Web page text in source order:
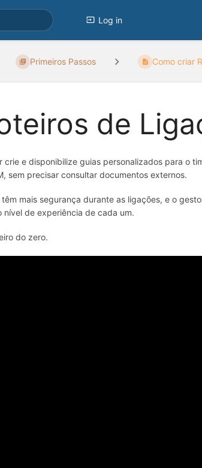
Log in
Primeiros Passos Como criar
de
e disponibilize guias personalizados para o
sem precisar consultar documentos externos.
mais segurança durante as ligações, e o
nível de experiência de cada um.
do zero.